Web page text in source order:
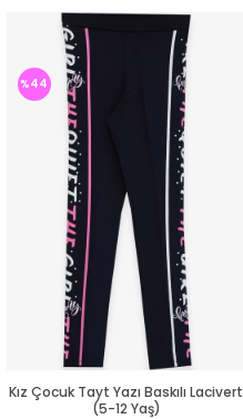
Kız Çocuk Tayt Yazı Baskılı Lacivert
(5-12 Yaş)
%44